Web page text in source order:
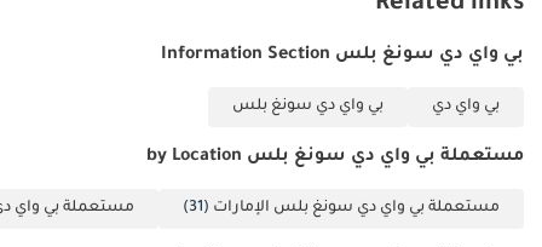
وأصحاب الشركات،
الخاص. موافقات
فعّالة من خلال
الواسعة. • هياكل
المحلية.
بي واي دي سونغ بلس Information Section
بي واي دي بي واي دي سونغ بلس
مستعملة بي واي دي سونغ بلس by Location
مستعملة بي واي دي سونغ بلس الإمارات (31) مستعملة بي واي
دول مجلس التعاون الخليجي الذي يرغب في سيارة دفع رباعي شبه جديدة
استهلاك الوقود والعملية في المناطق المختلفة، مما يجعلها خيارًا متميزًا
خبراء السوق. يُرجى دائماً فحص السيارة قبل الشراء.